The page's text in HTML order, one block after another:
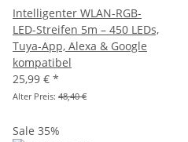
Intelligenter WLAN-RGB-
LED-Streifen 5m – 450 LEDs,
Tuya-App, Alexa & Google
kompatibel
25,99 € *
Alter Preis: 48,40 €
Sale 35%